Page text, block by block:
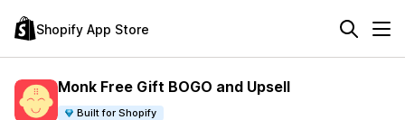
Shopify App Store
Monk Free Gift BOGO and Upsell
Built for Shopify